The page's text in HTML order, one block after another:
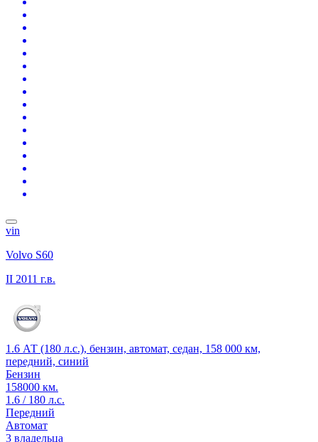
vin
Volvo S60
II 2011 г.в.
1.6 АТ (180 л.с.), бензин, автомат, седан, 158 000 км,
передний, синий
Бензин
158000 км.
1.6 / 180 л.с.
Передний
Автомат
3 владельца